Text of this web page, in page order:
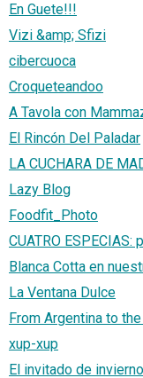
En Guete!!!
Vizi &amp; Sfizi
cibercuoca
Croqueteandoo
A Tavola con
El Rincón Del Paladar
LA CUCHARA DE
Lazy Blog
Foodfit_Photo
CUATRO ESPECIAS:
Blanca Cotta en
La Ventana Dulce
From Argentina to
xup-xup
El invitado de invierno